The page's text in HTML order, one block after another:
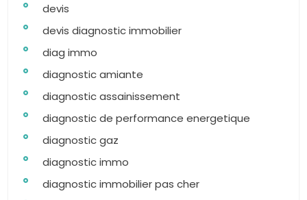
devis
devis diagnostic immobilier
diag immo
diagnostic amiante
diagnostic assainissement
diagnostic de performance energetique
diagnostic gaz
diagnostic immo
diagnostic immobilier pas cher